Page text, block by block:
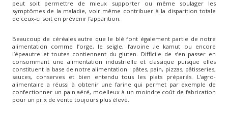
peut soit permettre de mieux supporter ou même soulager les
symptômes de la maladie, voir même contribuer à la disparition totale
de ceux-ci soit en prévenir l’apparition.
Beaucoup de céréales autre que le blé font également partie de notre
alimentation comme l’orge, le seigle, l’avoine ,le kamut ou encore
l’épeautre et toutes contiennent du gluten. Difficile de s’en passer en
consommant une alimentation industrielle et classique puisque elles
constituent la base de notre alimentation : pâtes, pain, pizzas, pâtisseries,
sauces, conserves et bien entendu tous les plats préparés. L’agro-
alimentaire a réussi à obtenir une farine qui permet par exemple de
confectionner un pain aéré, moelleux à un moindre coût de fabrication
pour un prix de vente toujours plus élevé.